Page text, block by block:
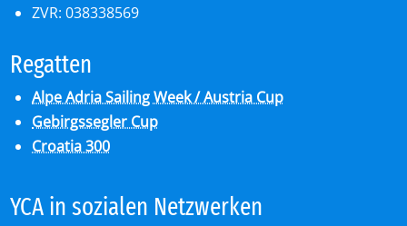
ZVR: 038338569
Re­gat­ten
Alpe Adria Sailing Week / Austria Cup
Gebirgssegler Cup
Croatia 300
YCA in so­zia­len Netz­wer­ken